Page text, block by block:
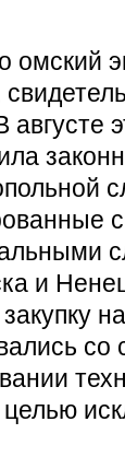
омский
с
и
целью